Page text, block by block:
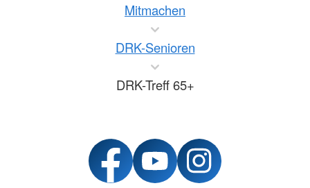
Mitmachen
DRK-Senioren
DRK-Treff 65+